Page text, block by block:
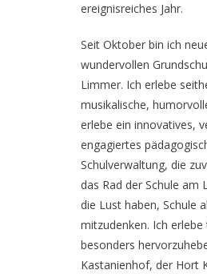
ereignisreiches Jahr.
Seit Oktober bin ich
wundervollen
Limmer. Ich erlebe
musikalische,
erlebe ein innovatives,
engagiertes
Schulverwaltung, die
das Rad der Schule am
die Lust haben, Schule
mitzudenken. Ich
besonders
Kastanienhof, der Hort